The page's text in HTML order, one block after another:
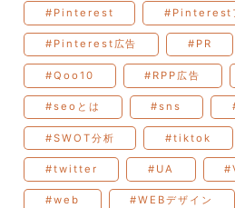
#Pinterest #Pinterest
#Pinterest広告 #PR
#Qoo10 #RPP広告
#seoとは #sns
#SWOT分析 #tiktok
#twitter #UA
#web #WEBデザイン